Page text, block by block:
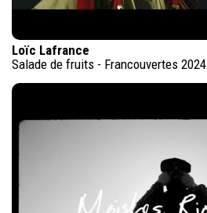
Loïc Lafrance
Salade de fruits - Francouvertes 2024